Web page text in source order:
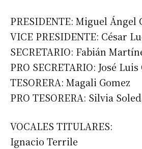
PRESIDENTE: Miguel Ángel
VICE PRESIDENTE: César
SECRETARIO: Fabián
PRO SECRETARIO: José
TESORERA: Magali Gomez
PRO TESORERA: Silvia
VOCALES TITULARES:
Ignacio Terrile